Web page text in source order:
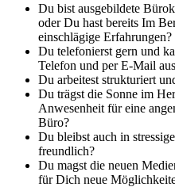
Du bist ausgebildete
oder Du hast bereits Im
einschlägige Erfahrungen?
Du telefonierst gern und
Telefon und per E-Mail
Du arbeitest strukturiert
Du trägst die Sonne im
Anwesenheit für eine
Büro?
Du bleibst auch in
freundlich?
Du magst die neuen
für Dich neue